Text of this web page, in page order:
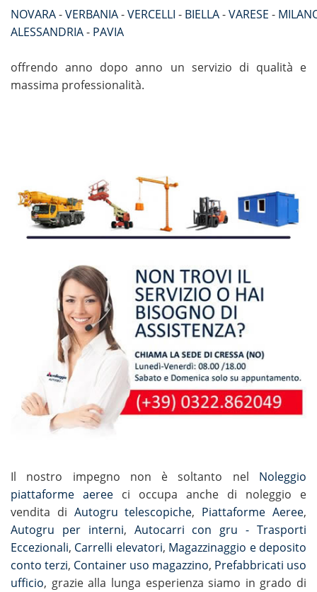
NOVARA-VERBANIA-VERCELLI - BIELLA-VARESE -
ALESSANDRIA- PAVIA
offrendo anno dopo anno un servizio di qualità e
massima professionalità.
Il nostro impegno non è soltanto nel Noleggio
piattaforme aeree ci occupa anche di noleggio e
vendita di Autogru telescopiche, Piattaforme Aeree,
Autogru per interni, Autocarri con gru - Trasporti
Eccezionali, Carrelli elevatori, Magazzinaggio e deposito
conto terzi, Container uso magazzino, Prefabbricati uso
ufficio, grazie alla lunga esperienza siamo in grado di